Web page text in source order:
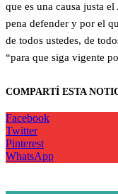
que es una causa justa
pena defender y por el
de todos ustedes, de
“para que siga vigente
COMPARTÍ ESTA
Facebook
Twitter
Pinterest
WhatsApp